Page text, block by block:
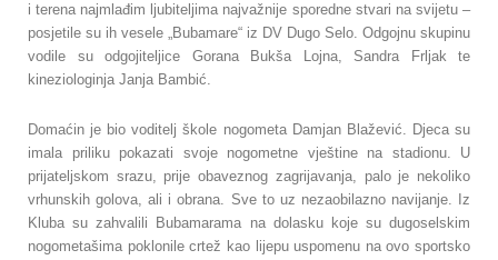
i terena najmlađim ljubiteljima najvažnije sporedne stvari na svijetu –
posjetile su ih vesele „Bubamare“ iz DV Dugo Selo. Odgojnu skupinu
vodile su odgojiteljice Gorana Bukša Lojna, Sandra Frljak te
kineziologinja Janja Bambić.
Domaćin je bio voditelj škole nogometa Damjan Blažević. Djeca su
imala priliku pokazati svoje nogometne vještine na stadionu. U
prijateljskom srazu, prije obaveznog zagrijavanja, palo je nekoliko
vrhunskih golova, ali i obrana. Sve to uz nezaobilazno navijanje. Iz
Kluba su zahvalili Bubamarama na dolasku koje su dugoselskim
nogometašima poklonile crtež kao lijepu uspomenu na ovo sportsko